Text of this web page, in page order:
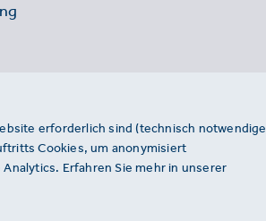
erforderlich sind (technisch notwendige
Cookies, um anonymisiert
Erfahren Sie mehr in unserer